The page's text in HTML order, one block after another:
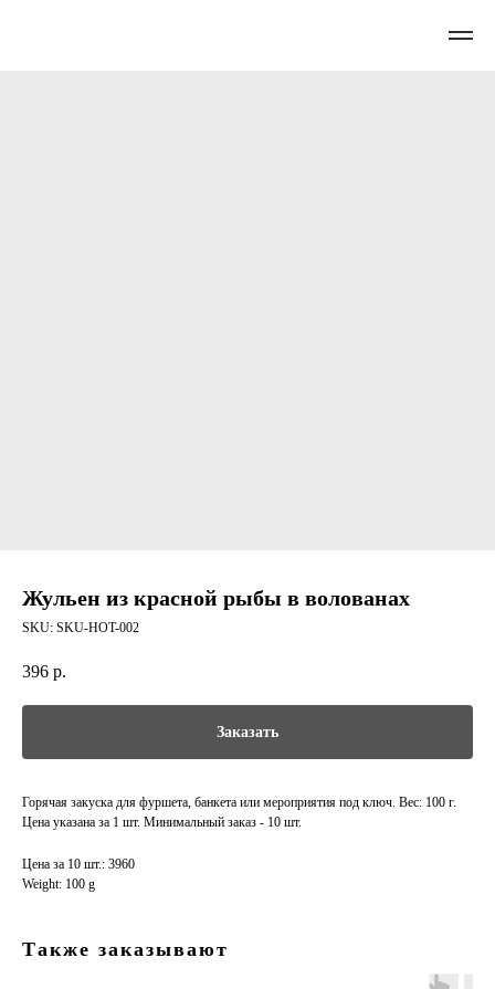
Жульен из красной рыбы в волованах
SKU: SKU-HOT-002
396 р.
Заказать
Горячая закуска для фуршета, банкета или мероприятия под ключ. Вес: 100 г.
Цена указана за 1 шт. Минимальный заказ - 10 шт.
Цена за 10 шт.: 3960
Weight: 100 g
Также заказывают